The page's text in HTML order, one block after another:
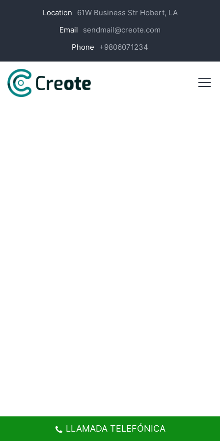
Location
61W Business Str Hobert, LA
Email
sendmail@creote.com
Phone
+9806071234
LLAMADA TELEFÓNICA